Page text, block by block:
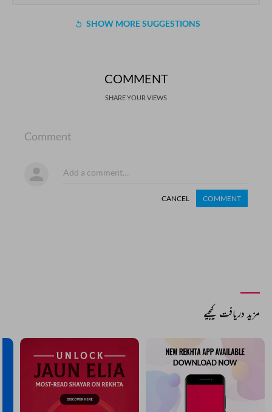
SHOW MORE SUGGESTIONS
COMMENT
SHARE YOUR VIEWS
Comment
CANCEL COMMENT
مزید دریافت کیجیے